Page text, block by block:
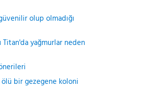
olup olmadığı
Titan'da yağmurlar neden
bir gezegene koloni